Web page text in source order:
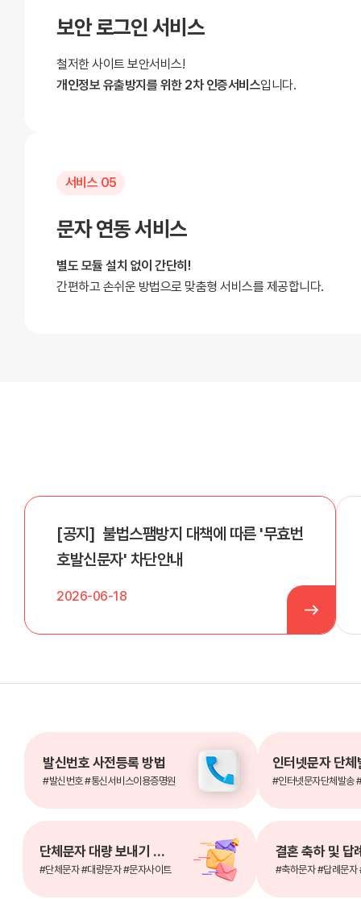
보안 로그인 서비스
철저한 사이트 보안서비스!
개인정보 유출방지를 위한 2차 인증서비스입니다.
서비스 05
문자 연동 서비스
별도 모듈 설치 없이 간단히!
간편하고 손쉬운 방법으로 맞춤형 서비스를 제공합니다.
[공지 ] 불법스팸방지 대책에 따른 '무효번
호발신문자' 차단안내
2026-06-18
발신번호 사전등록 방법
#발신번호 #통신서비스이용증명원 #인터넷문자단체발송
단체문자 대량 보내기 사이트
#단체문자 #대량문자 #문자사이트 #축하문자 #답례문자